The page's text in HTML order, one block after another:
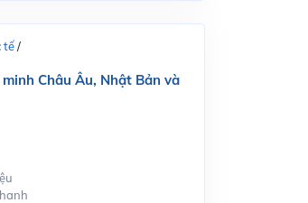
tế/
Châu Âu, Nhật Bản và